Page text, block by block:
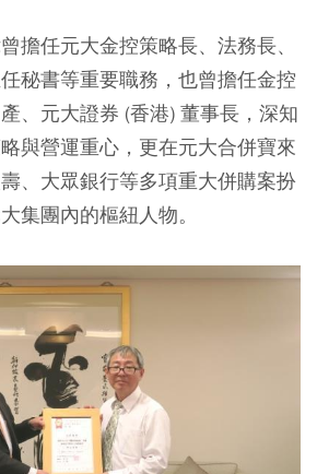
擔任元大金控策略長、法務長、
秘書等重要職務，也曾擔任金控
、元大證券 (香港) 董事長，深知
與營運重心，更在元大合併寶來
、大眾銀行等多項重大併購案扮
集團內的樞紐人物。